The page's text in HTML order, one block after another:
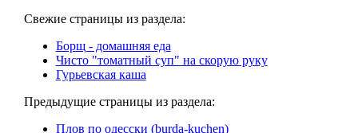
Свежие страницы из раздела:
Борщ - домашняя еда
Чисто "томатный суп" на скорую руку
Гурьевская каша
Предыдущие страницы из раздела:
Плов по одесски (burda-kuchen)